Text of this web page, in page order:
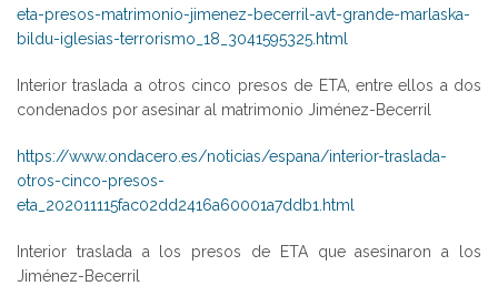
eta-presos-matrimonio-jimenez-becerril-avt-grande-marlaska-
bildu-iglesias-terrorismo_18_3041595325.html
Interior traslada a otros cinco presos de ETA, entre ellos a dos
condenados por asesinar al matrimonio Jiménez-Becerril
https://www.ondacero.es/noticias/espana/interior-traslada-
otros-cinco-presos-
eta_202011115fac02dd2416a60001a7ddb1.html
Interior traslada a los presos de ETA que asesinaron a los
Jiménez-Becerril